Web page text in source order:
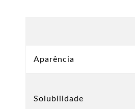
Aparência
Solubilidade